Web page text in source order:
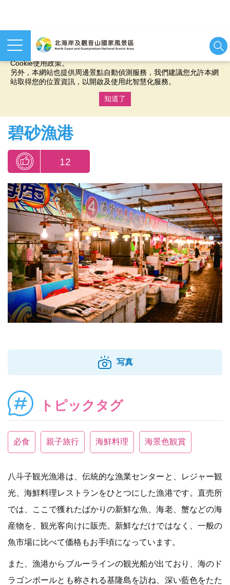
本網站使用cookies等相關技術以持續優化網站服務，並有助於為
您提供更佳的體驗，當您繼續使用本網站即表示您同意我們的
Cookie使用政策。
另外，本網站也提供周邊景點自動偵測服務，我們建議您允許本網
站取得您的位置資訊，以開啟及使用此智慧化服務。
知道了
碧砂漁港
12
写真
トピックタグ
必食 親子旅行 海鮮料理 海景色観賞
八斗子観光漁港は、伝統的な漁業センターと、レジャー観
光、海鮮料理レストランをひとつにした漁港です。直売所
では、ここで獲れたばかりの新鮮な魚、海老、蟹などの海
産物を、観光客向けに販売。新鮮なだけではなく、一般の
魚市場に比べて価格もお手頃になっています。
また、漁港からブルーラインの観光船が出ており、海のド
ラゴンボールとも称される基隆島を訪ね、深い藍色をたた